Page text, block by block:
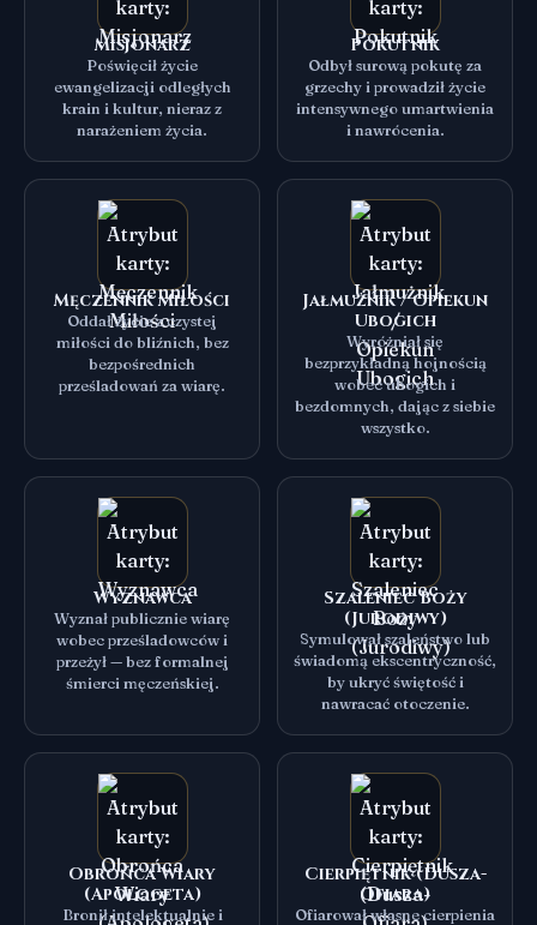
Misjonarz
Poświęcił życie
ewangelizacji odległych
krain i kultur, nieraz z
narażeniem życia.
Pokutnik
Odbył surową pokutę za
grzechy i prowadził życie
intensywnego umartwienia
i nawrócenia.
Męczennik Miłości
Oddał życie z czystej
miłości do bliźnich, bez
bezpośrednich
prześladowań za wiarę.
Jałmużnik / Opiekun
Ubogich
Wyróżniał się
bezprzykładną hojnością
wobec ubogich i
bezdomnych, dając z siebie
wszystko.
Wyznawca
Wyznał publicznie wiarę
wobec prześladowców i
przeżył — bez formalnej
śmierci męczeńskiej.
Szaleniec Boży
(Jurodiwy)
Symulował szaleństwo lub
świadomą ekscentryczność,
by ukryć świętość i
nawracać otoczenie.
Obrońca Wiary
(Apologeta)
Bronił intelektualnie i
Cierpiętnik (Dusza-
Ofiara)
Ofiarował własne cierpienia